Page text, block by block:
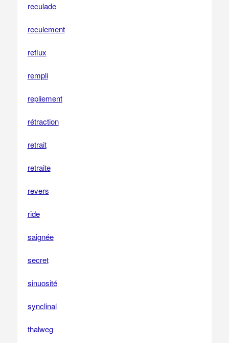
reculade
reculement
reflux
rempli
repliement
rétraction
retrait
retraite
revers
ride
saignée
secret
sinuosité
synclinal
thalweg